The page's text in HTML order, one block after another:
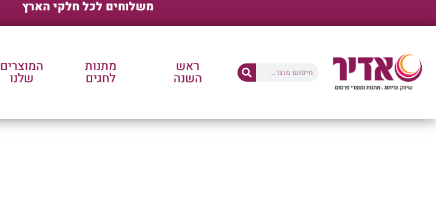
משלוחים לכל חלקי הארץ
ראש
השנה
מתנות
לחגים
המוצרים
שלנו